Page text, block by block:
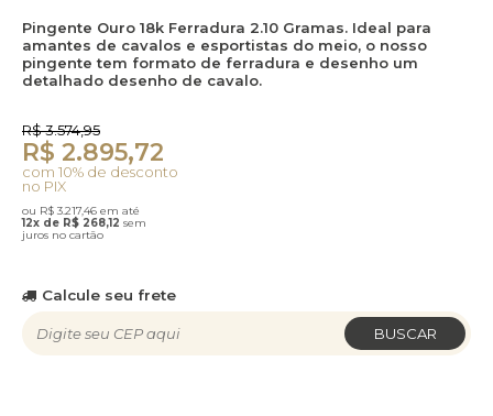
Pingente Ouro 18k Ferradura 2.10 Gramas. Ideal para
amantes de cavalos e esportistas do meio, o nosso
pingente tem formato de ferradura e desenho um
detalhado desenho de cavalo.
R$ 3.574,95
R$ 2.895,72
com 10% de desconto
no PIX
ou R$ 3.217,46 em até
12x de R$ 268,12 sem
juros no cartão
Calcule seu frete
BUSCAR